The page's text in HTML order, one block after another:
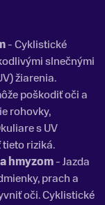
- Cyklistické
slnečnými
žiarenia.
poškodiť oči a
rohovky,
s UV
riziká.
hmyzom- Jazda
prach a
oči. Cyklistické